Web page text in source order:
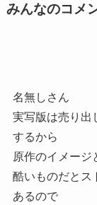
みんなのコメ
名無しさん
実写版は売り出
するから
原作のイメージ
酷いものだとス
あるので